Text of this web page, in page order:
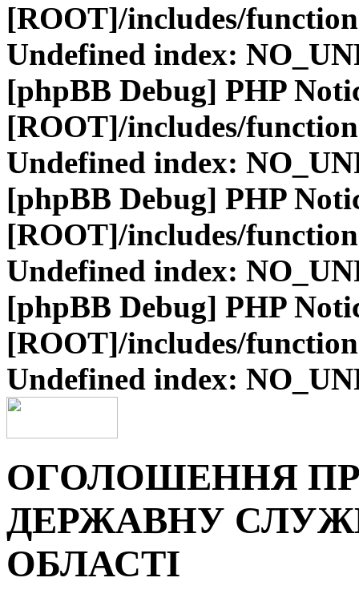
[ROOT]/includes/
Undefined index:
[phpBB Debug] PHP
[ROOT]/includes/
Undefined index:
[phpBB Debug] PHP
[ROOT]/includes/
Undefined index:
[phpBB Debug] PHP
[ROOT]/includes/
Undefined index:
ОГОЛОШЕННЯ
ДЕРЖАВНУ
ОБЛАСТІ